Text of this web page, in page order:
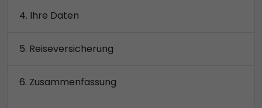
Ihre Daten
Reiseversicherung
Zusammenfassung